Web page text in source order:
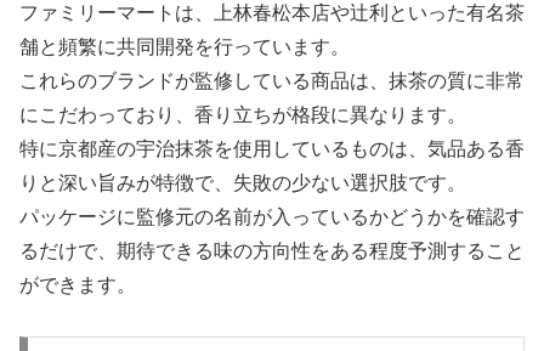
ファミリーマートは、上林春松本店や辻利といった有名茶
舗と頻繁に共同開発を行っています。
これらのブランドが監修している商品は、抹茶の質に非常
にこだわっており、香り立ちが格段に異なります。
特に京都産の宇治抹茶を使用しているものは、気品ある香
りと深い旨みが特徴で、失敗の少ない選択肢です。
パッケージに監修元の名前が入っているかどうかを確認す
るだけで、期待できる味の方向性をある程度予測すること
ができます。